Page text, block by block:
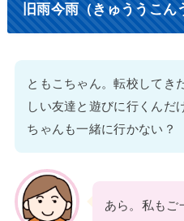
旧雨今雨（きゅううこん
ともこちゃん。転校してき
しい友達と遊びに行くんだ
ちゃんも一緒に行かない？
あら。私もご